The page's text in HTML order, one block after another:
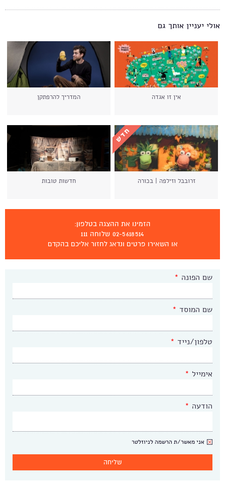
הזמינו את ההצגה בטלפון:
02-5618514 שלוחה 111
או השאירו פרטים ונדאג לחזור אליכם בהקדם
שם הפונה *
שם המוסד *
טלפון/נייד *
אימייל *
הודעה *
ניוזלטר
אני מאשר/ת הרשמה לניוזלטר
אולי יעניין אותך גם
אין זו אגדה המדריך להרפתקן
זרובבל וזילפה | בכורה חדשות טובות